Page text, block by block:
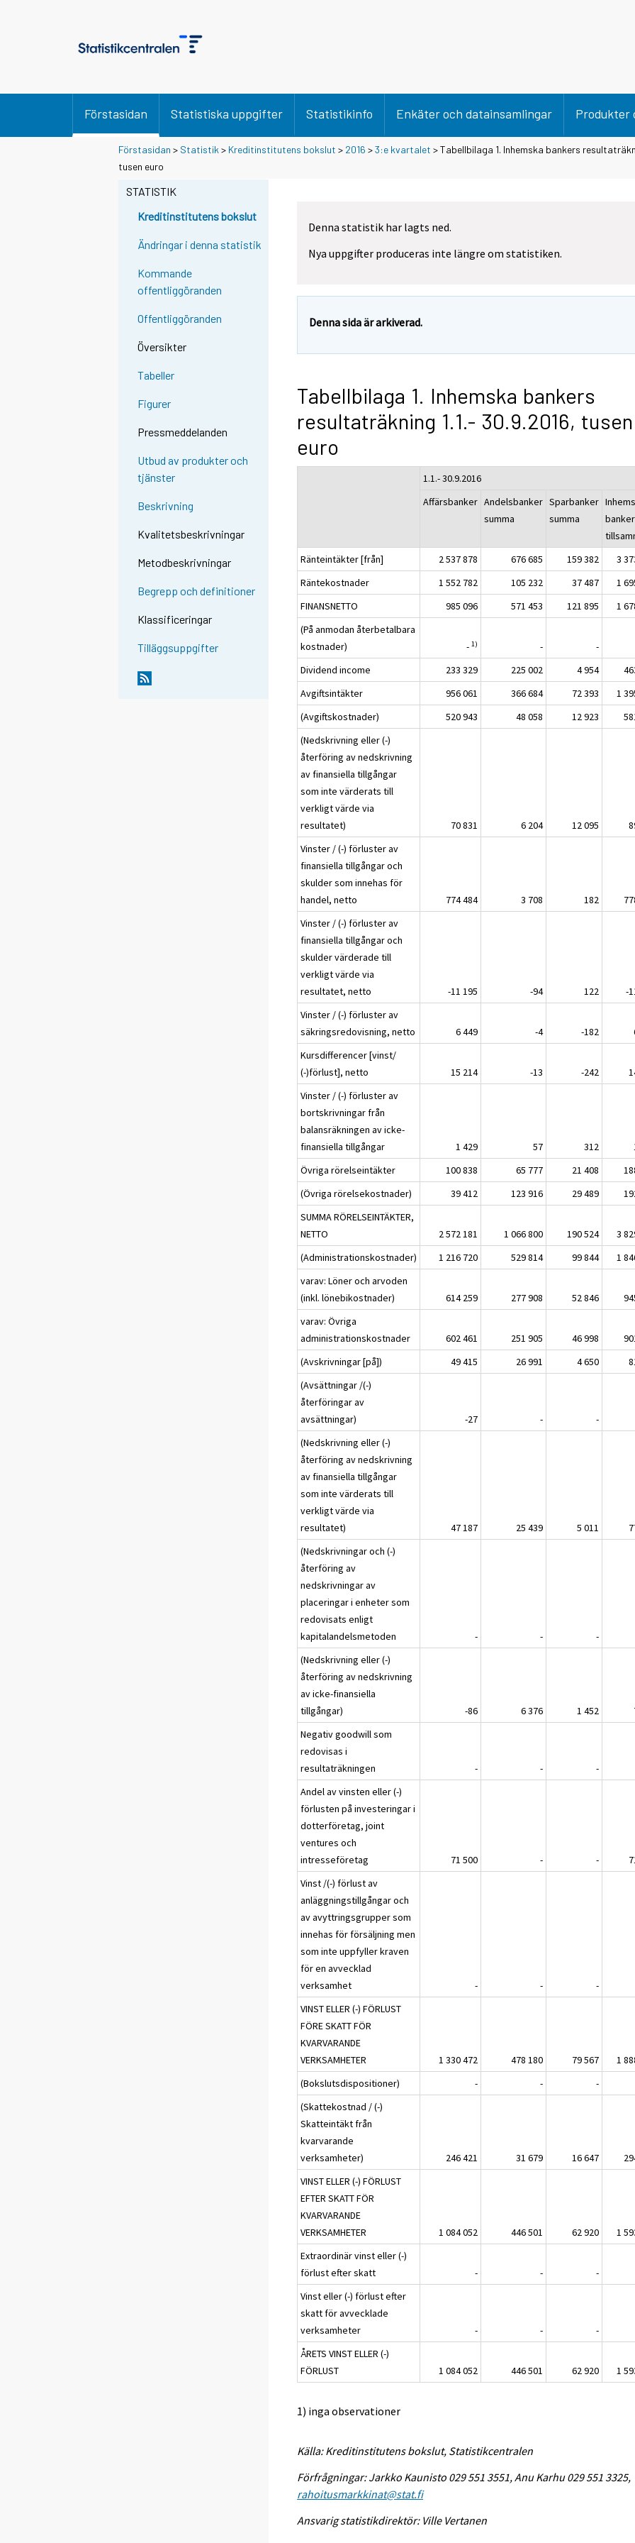
Förstasidan Statistiska uppgifter Statistikinfo Enkäter och datainsamlingar Produkter
Förstasidan > Statistik > Kreditinstitutens bokslut > 2016 >3:e kvartalet > Tabellbilaga 1. Inhemska bankers
tusen euro
STATISTIK
Kreditinstitutens bokslut
Ändringar i denna statistik
Kommande
offentliggöranden
Offentliggöranden
Översikter
Tabeller
Figurer
Pressmeddelanden
Utbud av produkter och
tjänster
Beskrivning
Kvalitetsbeskrivningar
Metodbeskrivningar
Begrepp och definitioner
Klassificeringar
Tilläggsuppgifter
Denna statistik har lagts ned.
Nya uppgifter produceras inte längre om statistiken.
Denna sida är arkiverad.
Tabellbilaga 1. Inhemska bankers
resultaträkning 1.1.- 30.9.2016, tusen
euro
1.1.- 30.9.2016
Affärsbanker Andelsbanker
summa
Sparbanker
summa
banker
Ränteintäkter [från]
2 537 878 676 685 159 382
3
Räntekostnader
1 552 782 105 232 37 487
1
FINANSNETTO
985 096 571 453 121 895
1
(På anmodan återbetalbara
kostnader)
-1) - -
Dividend income
233 329 225 002 4 954
Avgiftsintäkter
956 061 366 684 72 393
1
(Avgiftskostnader)
520 943 48 058 12 923
(Nedskrivning eller (-)
återföring av nedskrivning
av finansiella tillgångar
som inte värderats till
verkligt värde via
resultatet)
70 831 6 204 12 095
Vinster / (-) förluster av
finansiella tillgångar och
skulder som innehas för
handel, netto
774 484 3 708 182
Vinster / (-) förluster av
finansiella tillgångar och
skulder värderade till
verkligt värde via
resultatet, netto
-11 195 -94 122
-
Vinster / (-) förluster av
säkringsredovisning, netto
6 449 -4 -182
Kursdifferencer [vinst/
(-)förlust], netto
15 214 -13 -242
Vinster / (-) förluster av
bortskrivningar från
balansräkningen av icke-
finansiella tillgångar
1 429 57 312
Övriga rörelseintäkter
100 838 65 777 21 408
(Övriga rörelsekostnader)
39 412 123 916 29 489
SUMMA RÖRELSEINTÄKTER,
NETTO
2 572 181 1 066 800 190 524
3
(Administrationskostnader)
1 216 720 529 814 99 844
1
varav: Löner och arvoden
(inkl. lönebikostnader)
614 259 277 908 52 846
varav: Övriga
administrationskostnader
602 461 251 905 46 998
(Avskrivningar [på])
49 415 26 991 4 650
(Avsättningar /(-)
återföringar av
avsättningar)
-27 - -
(Nedskrivning eller (-)
återföring av nedskrivning
av finansiella tillgångar
som inte värderats till
verkligt värde via
resultatet)
47 187 25 439 5 011
(Nedskrivningar och (-)
återföring av
nedskrivningar av
placeringar i enheter som
redovisats enligt
kapitalandelsmetoden
- - -
(Nedskrivning eller (-)
återföring av nedskrivning
av icke-finansiella
tillgångar)
-86 6 376 1 452
Negativ goodwill som
redovisas i
resultaträkningen
- - -
Andel av vinsten eller (-)
förlusten på investeringar i
dotterföretag, joint
ventures och
intresseföretag
71 500 - -
Vinst /(-) förlust av
anläggningstillgångar och
av avyttringsgrupper som
innehas för försäljning men
som inte uppfyller kraven
för en avvecklad
verksamhet
- - -
VINST ELLER (-) FÖRLUST
FÖRE SKATT FÖR
KVARVARANDE
VERKSAMHETER
1 330 472 478 180 79 567
1
(Bokslutsdispositioner)
- - -
(Skattekostnad / (-)
Skatteintäkt från
kvarvarande
verksamheter)
246 421 31 679 16 647
VINST ELLER (-) FÖRLUST
EFTER SKATT FÖR
KVARVARANDE
VERKSAMHETER
1 084 052 446 501 62 920
1
Extraordinär vinst eller (-)
förlust efter skatt
- - -
Vinst eller (-) förlust efter
skatt för avvecklade
verksamheter
- - -
ÅRETS VINST ELLER (-)
FÖRLUST
1 084 052 446 501 62 920 1
1) inga observationer
Källa: Kreditinstitutens bokslut, Statistikcentralen
Förfrågningar: Jarkko Kaunisto 029 551 3551, Anu Karhu 029 551 3325,
rahoitusmarkkinat@stat.fi
Ansvarig statistikdirektör: Ville Vertanen